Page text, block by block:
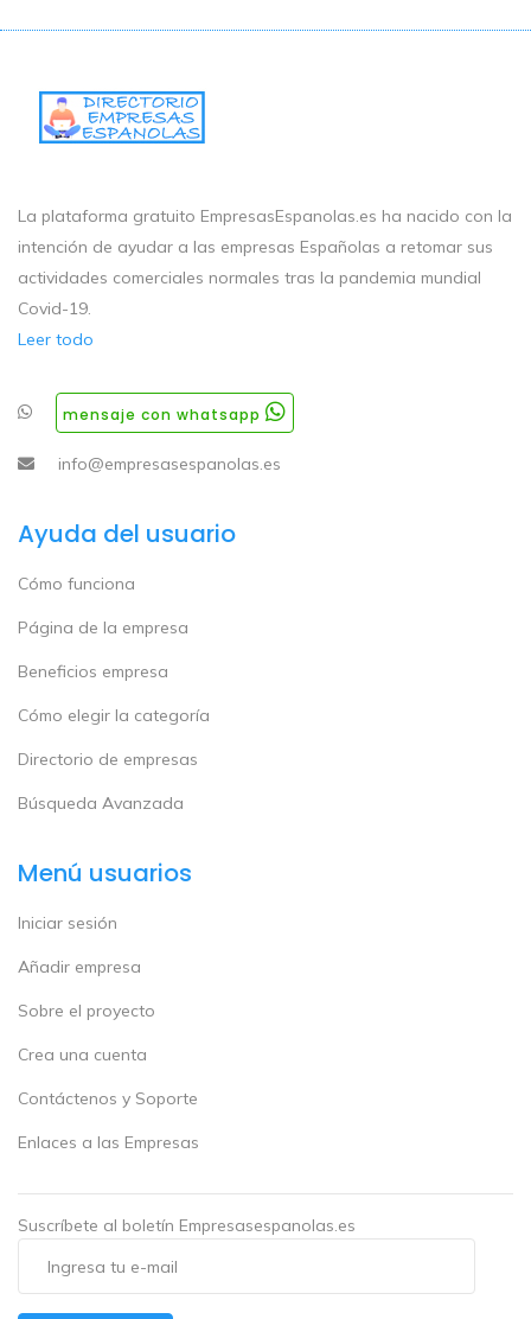
La plataforma gratuito EmpresasEspanolas.es ha nacido con la
intención de ayudar a las empresas Españolas a retomar sus
actividades comerciales normales tras la pandemia mundial
Covid-19.
Leer todo
mensaje con whatsapp
info@empresasespanolas.es
Ayuda del usuario
Cómo funciona
Página de la empresa
Beneficios empresa
Cómo elegir la categoría
Directorio de empresas
Búsqueda Avanzada
Menú usuarios
Iniciar sesión
Añadir empresa
Sobre el proyecto
Crea una cuenta
Contáctenos y Soporte
Enlaces a las Empresas
Suscríbete al boletín Empresasespanolas.es